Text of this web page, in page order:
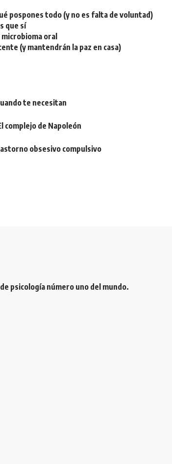
pospones todo (y no es falta de voluntad)
que sí
oral
(y mantendrán la paz en casa)
te necesitan
de Napoleón
obsesivo compulsivo
psicología número uno del mundo.